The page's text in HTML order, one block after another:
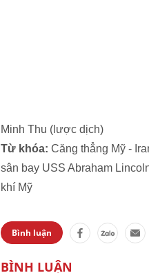
Minh Thu (lược dịch)
Từ khóa: Căng thẳng Mỹ -
sân bay USS Abraham
khí Mỹ
Bình luận